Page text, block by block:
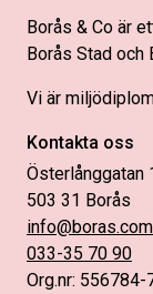
Borås & Co är
Borås Stad och
Vi är
Kontakta oss
Österlånggatan
503 31 Borås
info@boras.com
033-35 70 90
Org.nr: 556784-